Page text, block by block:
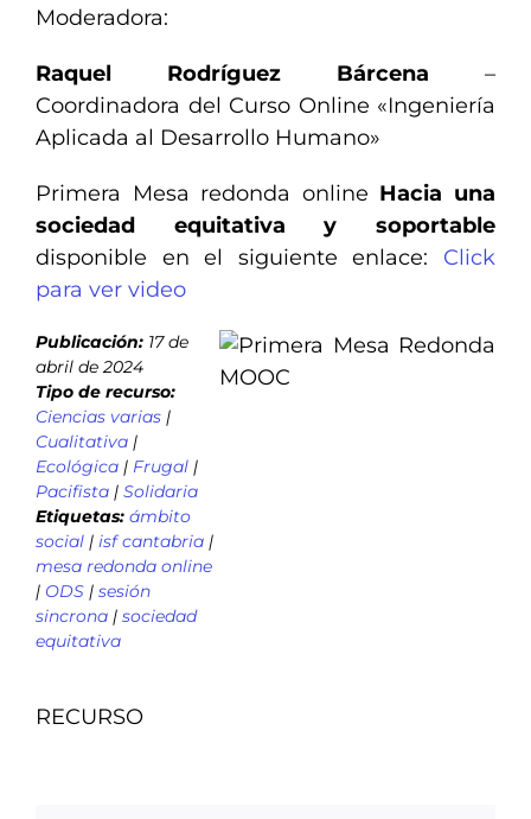
Moderadora:
Raquel Rodríguez Bárcena –
Coordinadora del Curso Online «Ingeniería
Aplicada al Desarrollo Humano»
Primera Mesa redonda online Hacia una
sociedad equitativa y soportable
disponible en el siguiente enlace: Click
para ver video
Publicación: 17 de
abril de 2024
Tipo de recurso:
Ciencias varias |
Cualitativa |
Ecológica | Frugal |
Pacifista | Solidaria
Etiquetas: ámbito
social | isf cantabria |
mesa redonda online
| ODS | sesión
sincrona | sociedad
equitativa
RECURSO